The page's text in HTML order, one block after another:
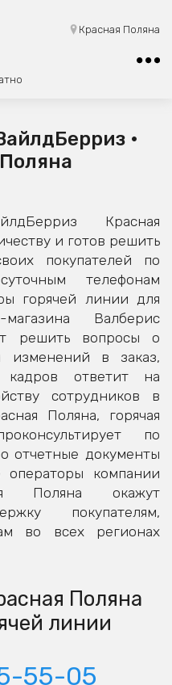
Красная Поляна
42-23
консультация
•
Красная
и готов решить
покупателей по
телефонам
горячей линии для
магазина Валберис
решить вопросы о
изменений в заказ,
кадров ответит на
сотрудников в
Поляна, горячая
по
отчетные документы
компании
Поляна окажут
покупателям,
во всех регионах
Поляна
линии
55-05